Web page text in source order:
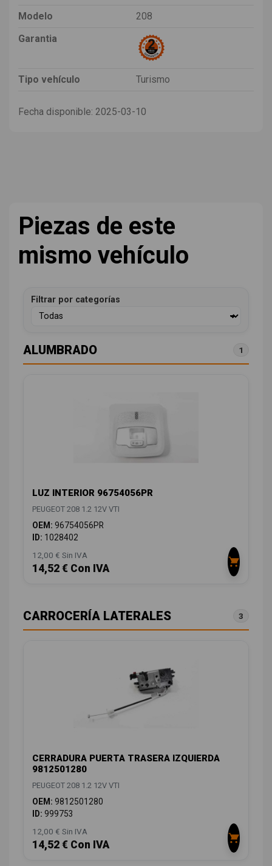
Modelo
208
Garantia
Tipo vehículo Turismo
Fecha disponible: 2025-03-10
Piezas de este
mismo vehículo
Filtrar por categorías
ALUMBRADO 1
LUZ INTERIOR 96754056PR
PEUGEOT 208 1.2 12V VTI
OEM: 96754056PR
ID: 1028402
12,00 € Sin IVA
14,52 € Con IVA
CARROCERÍA LATERALES 3
CERRADURA PUERTA TRASERA IZQUIERDA
9812501280
PEUGEOT 208 1.2 12V VTI
OEM: 9812501280
ID: 999753
12,00 € Sin IVA
14,52 € Con IVA